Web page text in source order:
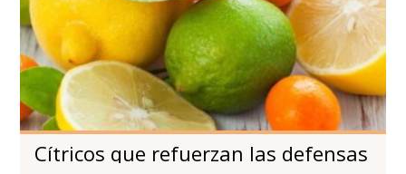
Cítricos que refuerzan las defensas